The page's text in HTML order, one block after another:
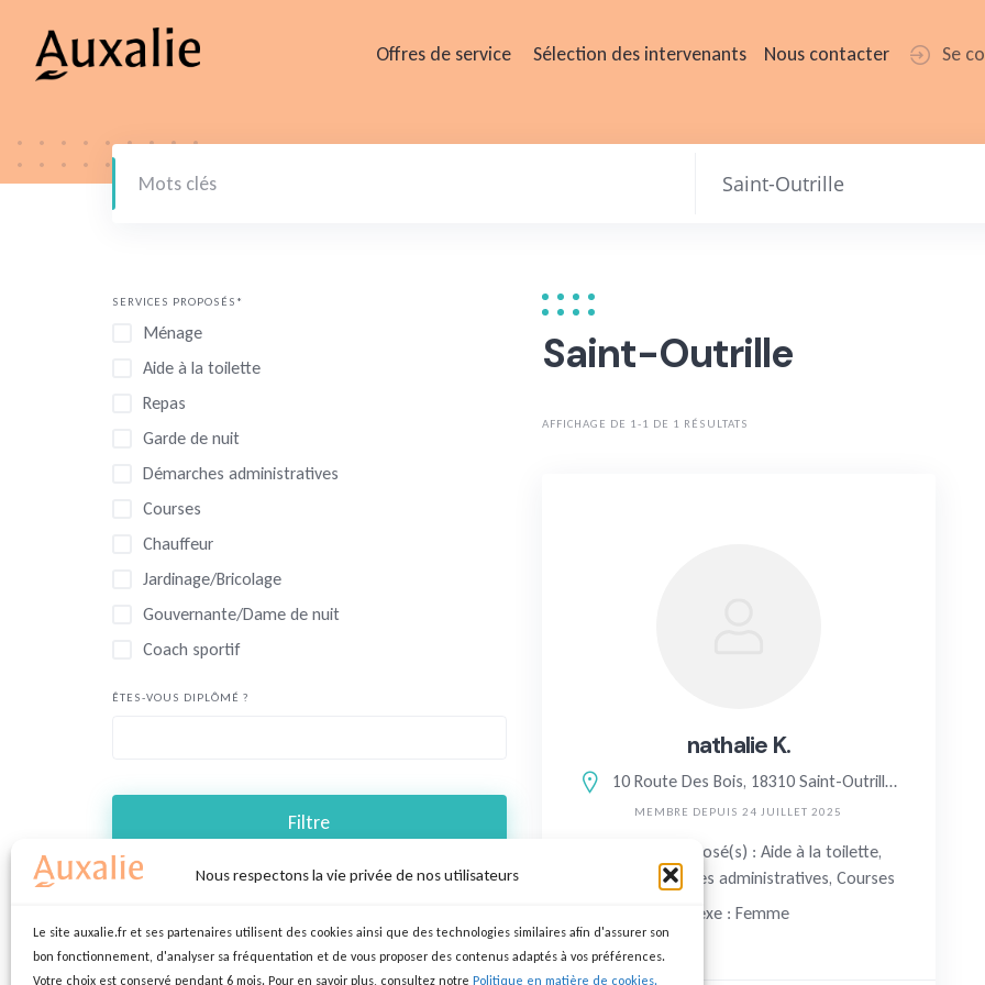
Nous respectons la vie privée de nos utilisateurs
Le site auxalie.fr et ses partenaires utilisent des cookies ainsi que des technologies similaires afin d'assurer son
bon fonctionnement, d'analyser sa fréquentation et de vous proposer des contenus adaptés à vos préférences.
Votre choix est conservé pendant 6 mois. Pour en savoir plus, consultez notre Politique en matière de cookies.
content
Offres de service Sélection des intervenants Nous contacter Se
SERVICES PROPOSÉS*
Ménage
Aide à la toilette
Repas
Garde de nuit
Démarches administratives
Courses
Chauffeur
Jardinage/Bricolage
Gouvernante/Dame de nuit
Coach sportif
ÊTES-VOUS DIPLÔMÉ ?
Filtre
Saint-Outrille
AFFICHAGE DE 1-1 DE 1 RÉSULTATS
nathalie K.
10 Route Des Bois, 18310 Saint-Outrille, France
MEMBRE DEPUIS 24 JUILLET 2025
Service(s) proposé(s) : Aide à la toilette,
Repas, Démarches administratives, Courses
Sexe : Femme